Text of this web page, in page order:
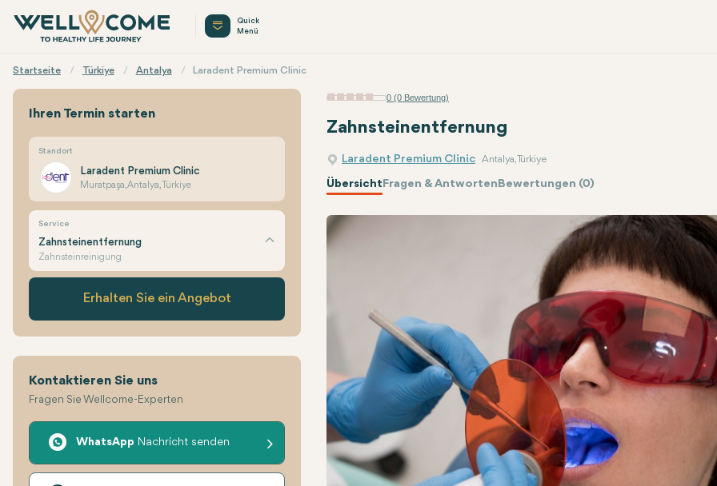
Quick
Menü
Startseite Türkiye Antalya Laradent Premium Clinic
0 (0 Bewertung)
Zahnsteinentfernung
Laradent Premium Clinic Antalya, Türkiye
ÜbersichtFragen & AntwortenBewertungen (0)
Ihren Termin starten
Standort
Laradent Premium Clinic
Muratpaşa, Antalya, Türkiye
Service
Zahnsteinentfernung
Zahnsteinreinigung
Erhalten Sie ein Angebot
Kontaktieren Sie uns
Fragen Sie Wellcome-Experten
WhatsApp Nachricht senden